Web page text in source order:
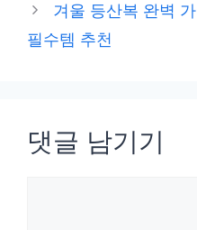
리
겨울 등산복 완벽
필수템 추천
댓글 남기기